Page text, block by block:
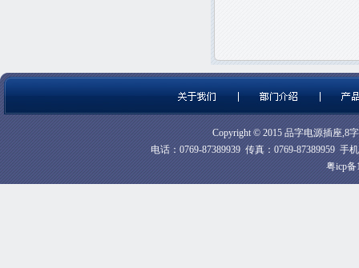
Copyright © 2015 品字电源插座,8
电话：0769-87389939 传真：0769-87389959
粤icp备